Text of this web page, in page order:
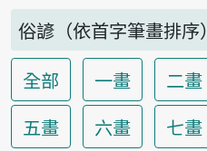
俗諺（依首字筆畫排序）
全部
一畫 二畫
五畫
六畫 七畫